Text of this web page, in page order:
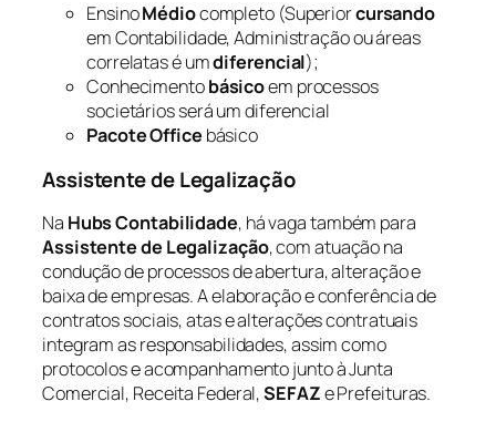
EnsinoMédiocompleto (Superiorcursando
em Contabilidade, Administração ou áreas
correlatas é umdiferencial);
Conhecimentobásicoem processos
societários será um diferencial
Pacote Office básico
Assistente de Legalização
Na Hubs Contabilidade, há vaga também para
Assistente de Legalização, com atuação na
condução de processos de abertura, alteração e
baixa de empresas. A elaboração e conferência de
contratos sociais, atas e alterações contratuais
integram as responsabilidades, assim como
protocolos e acompanhamento junto à Junta
Comercial, Receita Federal,SEFAZe Prefeituras.